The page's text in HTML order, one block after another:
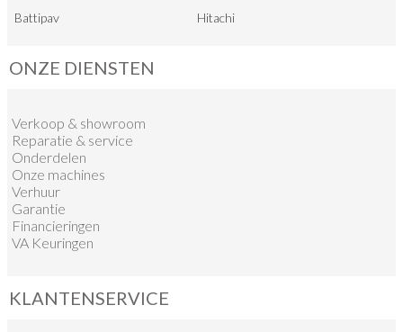
Battipav Hitachi
ONZE DIENSTEN
Verkoop & showroom
Reparatie & service
Onderdelen
Onze machines
Verhuur
Garantie
Financieringen
VA Keuringen
KLANTENSERVICE